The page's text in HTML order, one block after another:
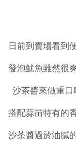
日前到賣場看到
發泡魷魚雖然很
沙茶醬來做重
搭配蒜苗特有的
沙茶醬過於油膩